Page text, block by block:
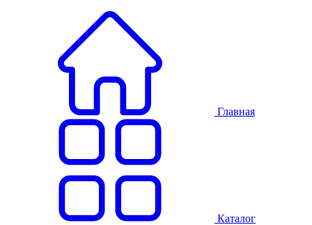
Главная
Каталог